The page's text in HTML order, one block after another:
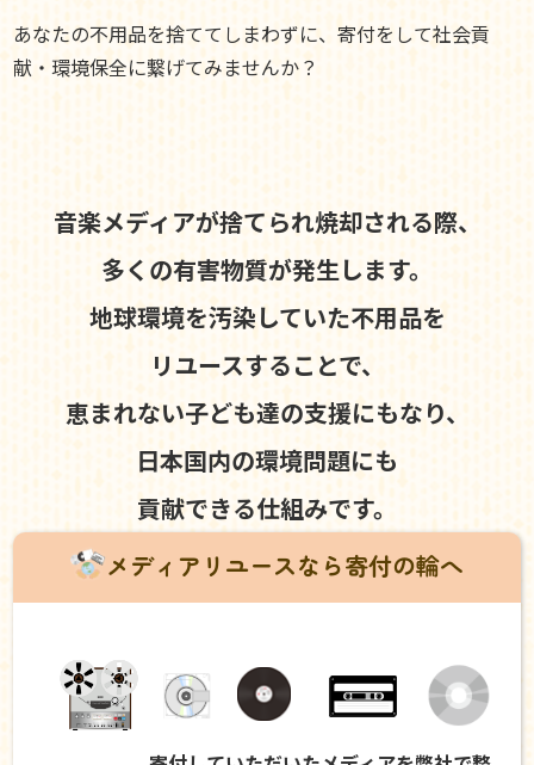
あなたの不用品を捨ててしまわずに、寄付をして社会貢
献・環境保全に繋げてみませんか？
音楽メディアが捨てられ焼却される際、
多くの有害物質が発生します。
地球環境を汚染していた不用品を
リユースすることで、
恵まれない子ども達の支援にもなり、
日本国内の環境問題にも
貢献できる仕組みです。
メディアリユースなら寄付の輪へ